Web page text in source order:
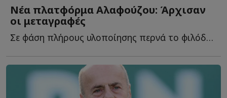
Νέα πλατφόρμα Αλαφούζου: Άρχισαν
οι μεταγραφές
Σε φάση πλήρους υλοποίησης περνά το φιλόδοξο εγχείρημα τ...